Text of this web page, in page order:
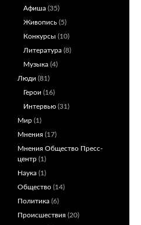
Афиша (35)
Живопись (5)
Конкурсы (10)
Литература (8)
Музыка (4)
Люди (81)
Герои (16)
Интервью (31)
Мир (1)
Мнения (17)
Мнения Общество Пресс-
центр (1)
Наука (1)
Общество (14)
Политика (6)
Происшествия (20)